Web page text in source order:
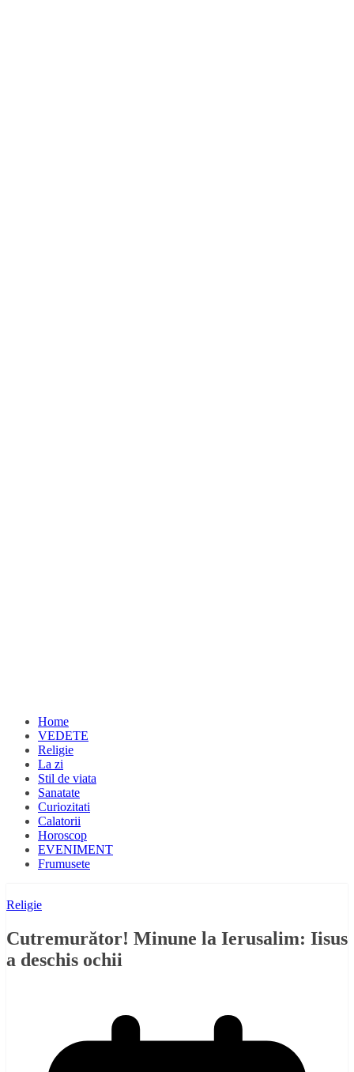
Home
VEDETE
Religie
La zi
Stil de viata
Sanatate
Curiozitati
Calatorii
Horoscop
EVENIMENT
Frumusete
Religie
Cutremurător! Minune la Ierusalim: Iisus
a deschis ochii